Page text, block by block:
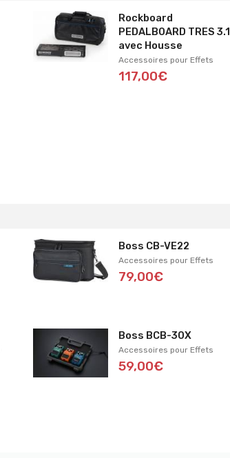
Rockboard
PEDALBOARD TRES 3.1
avec Housse
Accessoires pour Effets
117,00€
Boss CB-VE22
Accessoires pour Effets
79,00€
Boss BCB-30X
Accessoires pour Effets
59,00€